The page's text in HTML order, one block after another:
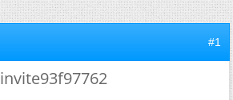
#1
invite93f97762